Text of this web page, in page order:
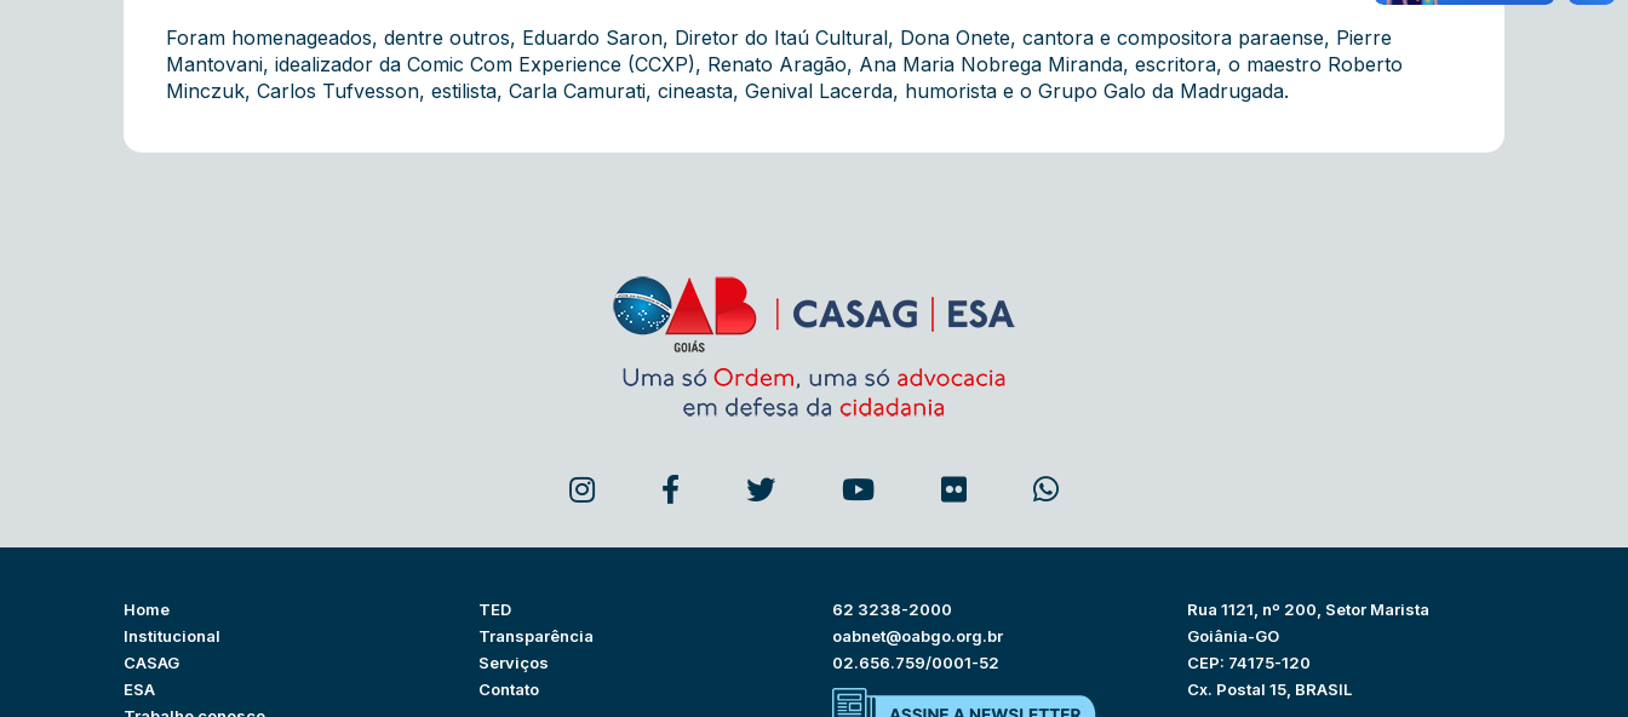
Foram homenageados, dentre outros, Eduardo Saron, Diretor do Itaú Cultural, Dona Onete, cantora e compositora paraense, Pierre
Mantovani, idealizador da Comic Com Experience (CCXP), Renato Aragão, Ana Maria Nobrega Miranda, escritora, o maestro Roberto
Minczuk, Carlos Tufvesson, estilista, Carla Camurati, cineasta, Genival Lacerda, humorista e o Grupo Galo da Madrugada.
Home
Institucional
CASAG
ESA
TED
Transparência
Serviços
Contato
62 3238-2000
oabnet@oabgo.org.br
02.656.759/0001-52
Rua 1121, nº 200, Setor Marista
Goiânia-GO
CEP: 74175-120
Cx. Postal 15, BRASIL